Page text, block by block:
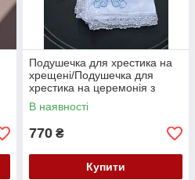
Подушечка для хрестика на
хрещені/Подушечка для
хрестика на церемонія з
вишивкою
В наявності
770 ₴
Купити